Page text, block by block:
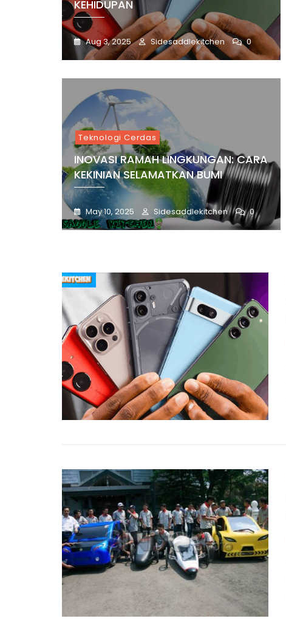
KEHIDUPAN
Aug 3, 2025 Sidesaddlekitchen 0
Teknologi Cerdas
INOVASI RAMAH LINGKUNGAN: CARA
KEKINIAN SELAMATKAN BUMI
May 10, 2025 Sidesaddlekitchen 0